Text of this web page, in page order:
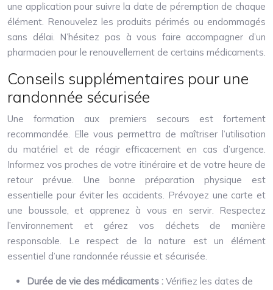
une application pour suivre la date de péremption de chaque
élément. Renouvelez les produits périmés ou endommagés
sans délai. N’hésitez pas à vous faire accompagner d’un
pharmacien pour le renouvellement de certains médicaments.
Conseils supplémentaires pour une
randonnée sécurisée
Une formation aux premiers secours est fortement
recommandée. Elle vous permettra de maîtriser l’utilisation
du matériel et de réagir efficacement en cas d’urgence.
Informez vos proches de votre itinéraire et de votre heure de
retour prévue. Une bonne préparation physique est
essentielle pour éviter les accidents. Prévoyez une carte et
une boussole, et apprenez à vous en servir. Respectez
l’environnement et gérez vos déchets de manière
responsable. Le respect de la nature est un élément
essentiel d’une randonnée réussie et sécurisée.
Durée de vie des médicaments : Vérifiez les dates de